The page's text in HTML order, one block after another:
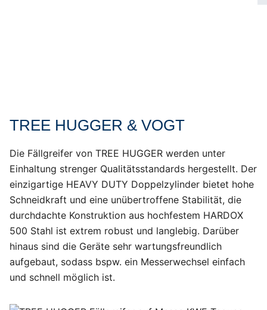
TREE HUGGER & VOGT
Die Fällgreifer von TREE HUGGER werden unter
Einhaltung strenger Qualitätsstandards hergestellt. Der
einzigartige HEAVY DUTY Doppelzylinder bietet hohe
Schneidkraft und eine unübertroffene Stabilität, die
durchdachte Konstruktion aus hochfestem HARDOX
500 Stahl ist extrem robust und langlebig. Darüber
hinaus sind die Geräte sehr wartungsfreundlich
aufgebaut, sodass bspw. ein Messerwechsel einfach
und schnell möglich ist.